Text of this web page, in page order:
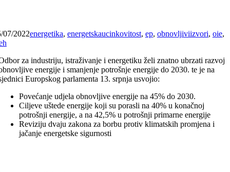
07/2022energetika, energetskaucinkovitost, ep, obnovljiviizvori, oie,
za industriju, istraživanje i energetiku želi znatno ubrzati razvoj
energije i smanjenje potrošnje energije do 2030. te je na
Europskog parlamenta 13. srpnja usvojio:
Povećanje udjela obnovljive energije na 45% do 2030.
Ciljeve uštede energije koji su porasli na 40% u konačnoj
potrošnji energije, a na 42,5% u potrošnji primarne energije
Reviziju dvaju zakona za borbu protiv klimatskih promjena i
jačanje energetske sigurnosti